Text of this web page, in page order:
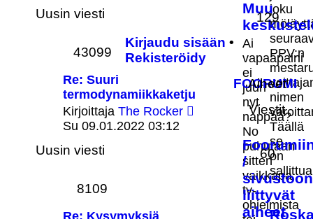
joku
PPV:n
nimen
Täällä
se
on
Uusin viesti
Muu
Ai
vapaapaini
ei
juuri
nyt
nappaa?
No
puhutaan
sitten
vaikkapa
tv-
ohjelmista
129
43099
Re: Suuri
termodynamiikkaketju
Kirjoittaja The Rocker
Su 09.01.2022 03:12
FOORUMI
Aiheet
Viestit
Uusin viesti
/
sivustoon
liittyvät
aiheet
60
8109
Re: Kysymyksiä
Kirjaudu sisään •
Rekisteröidy